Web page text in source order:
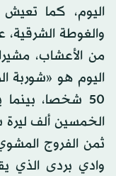
اليوم، كما تعيش
والغوطة الشرقية،
من الأعشاب،
اليوم هو «شوربة
50 شخصا،
ثمن الفروج